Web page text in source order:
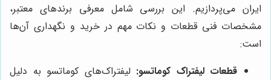
ایران می‌پردازیم. این بررسی شامل معرفی برندهای معتبر،
مشخصات فنی قطعات و نکات مهم در خرید و نگهداری آن‌ها
است:
قطعات لیفتراک کوماتسو: لیفتراک‌های کوماتسو به دلیل